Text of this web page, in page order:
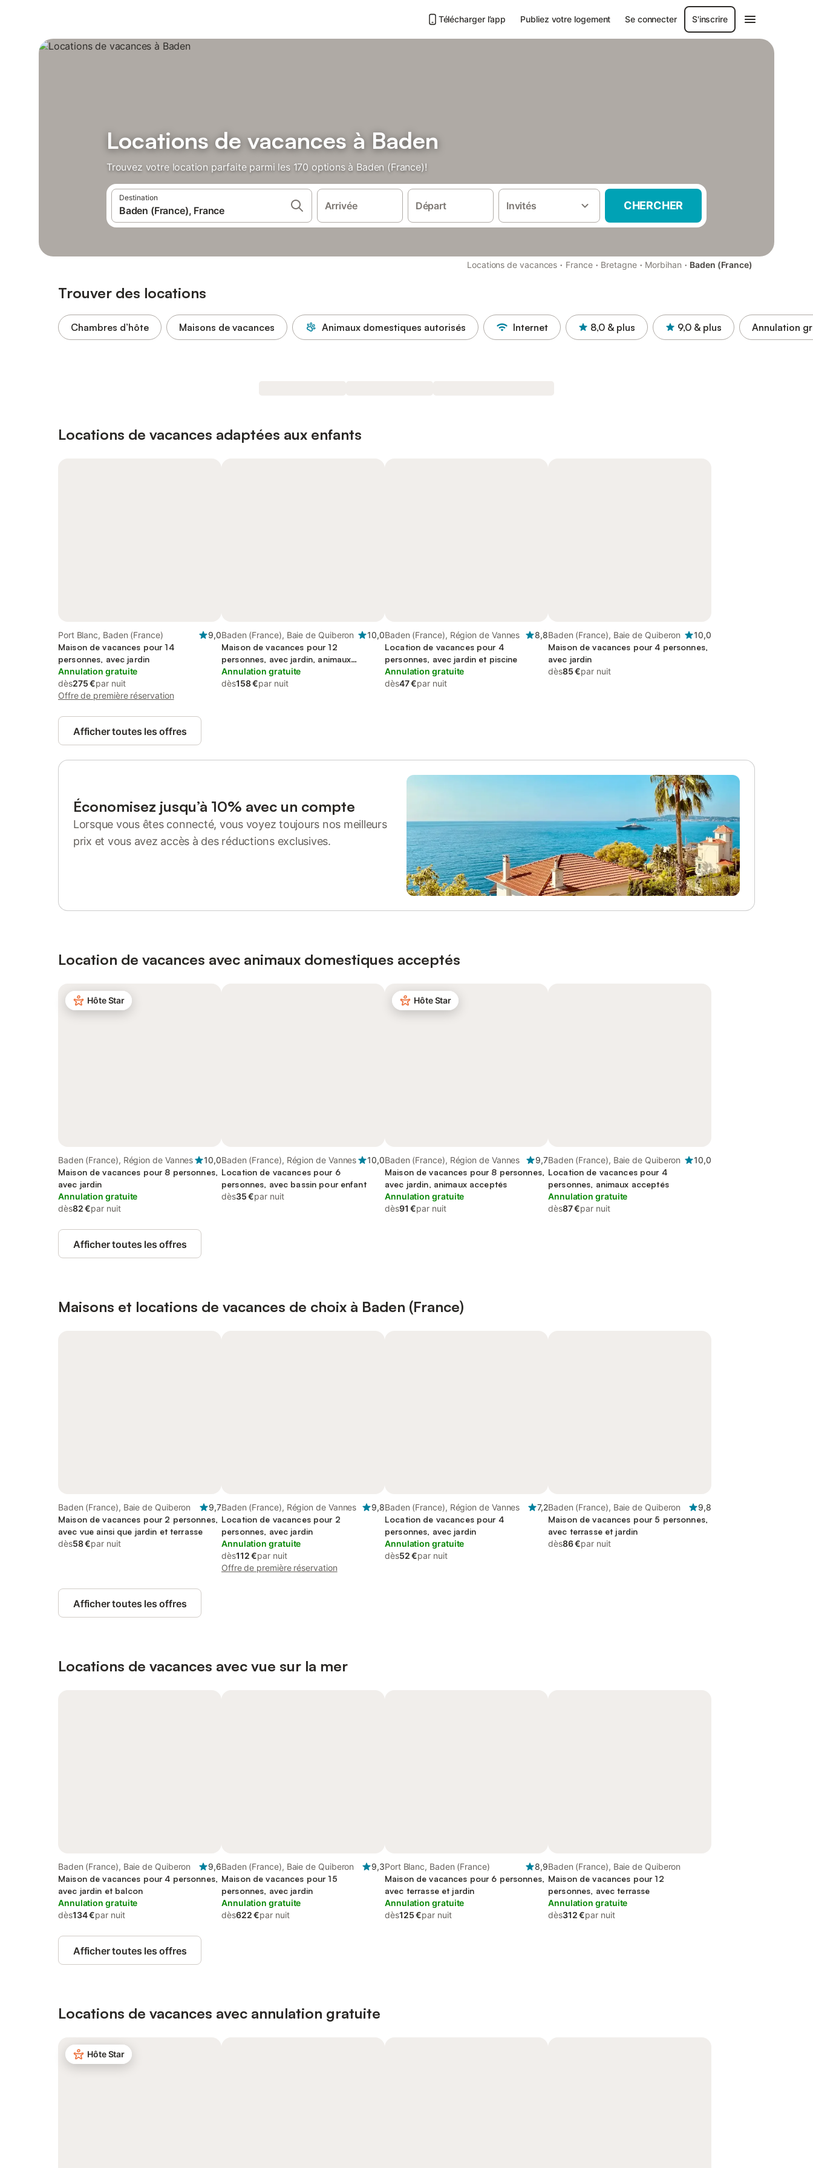
Télécharger l’app Publiez votre logement Se connecter S'inscrire
Locations de vacances à Baden
Trouvez votre location parfaite parmi les 170 options à Baden (France)!
Destination
Arrivée Départ Invités CHERCHER
Locations de vacances · France · Bretagne · Morbihan · Baden (France)
Trouver des locations
Chambres d’hôte Maisons de vacances Animaux domestiques autorisés Internet 8,0 & plus 9,0 & plus Annulation
Locations de vacances adaptées aux enfants
Port Blanc, Baden (France)
9,0
Maison de vacances pour 14
personnes, avec jardin
Annulation gratuite
dès275 €par nuit
Offre de première réservation
Baden (France), Baie de Quiberon
10,0
Maison de vacances pour 12
personnes, avec jardin, animaux
acceptés
Annulation gratuite
dès158 €par nuit
Baden (France), Région de Vannes
8,8
Location de vacances pour 4
personnes, avec jardin et piscine
Annulation gratuite
dès47 €par nuit
Baden (France), Baie de Quiberon
10,0
Maison de vacances pour 4 personnes,
avec jardin
dès85 €par nuit
Afficher toutes les offres
Économisez jusqu’à 10% avec un compte
Lorsque vous êtes connecté, vous voyez toujours nos meilleurs
prix et vous avez accès à des réductions exclusives.
Location de vacances avec animaux domestiques acceptés
Hôte Star
Baden (France), Région de Vannes
10,0
Maison de vacances pour 8 personnes,
avec jardin
Annulation gratuite
dès82 €par nuit
Baden (France), Région de Vannes
10,0
Location de vacances pour 6
personnes, avec bassin pour enfant
dès35 €par nuit
Hôte Star
Baden (France), Région de Vannes
9,7
Maison de vacances pour 8 personnes,
avec jardin, animaux acceptés
Annulation gratuite
dès91 €par nuit
Baden (France), Baie de Quiberon
10,0
Location de vacances pour 4
personnes, animaux acceptés
Annulation gratuite
dès87 €par nuit
Afficher toutes les offres
Maisons et locations de vacances de choix à Baden (France)
Baden (France), Baie de Quiberon
9,7
Maison de vacances pour 2 personnes,
avec vue ainsi que jardin et terrasse
dès58 €par nuit
Baden (France), Région de Vannes
9,8
Location de vacances pour 2
personnes, avec jardin
Annulation gratuite
dès112 €par nuit
Offre de première réservation
Baden (France), Région de Vannes
7,2
Location de vacances pour 4
personnes, avec jardin
Annulation gratuite
dès52 €par nuit
Baden (France), Baie de Quiberon
9,8
Maison de vacances pour 5 personnes,
avec terrasse et jardin
dès86 €par nuit
Afficher toutes les offres
Locations de vacances avec vue sur la mer
Baden (France), Baie de Quiberon
9,6
Maison de vacances pour 4 personnes,
avec jardin et balcon
Annulation gratuite
dès134 €par nuit
Baden (France), Baie de Quiberon
9,3
Maison de vacances pour 15
personnes, avec jardin
Annulation gratuite
dès622 €par nuit
Port Blanc, Baden (France)
8,9
Maison de vacances pour 6 personnes,
avec terrasse et jardin
Annulation gratuite
dès125 €par nuit
Baden (France), Baie de Quiberon
Maison de vacances pour 12
personnes, avec terrasse
Annulation gratuite
dès312 €par nuit
Afficher toutes les offres
Locations de vacances avec annulation gratuite
Hôte Star